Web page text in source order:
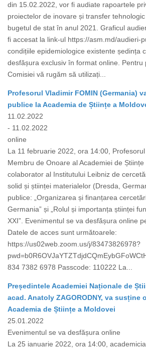
din 15.02.2022, vor fi audiate rapoartele
proiectelor de inovare și transfer
bugetul de stat în anul 2021. Graficul
fi accesat la link-ul https://asm.md/audieri-
condițiile epidemiologice existente ședința
desfășura exclusiv în format online. Pentru
Comisiei vă rugăm să utilizați...
Profesorul Vladimir FOMIN (Germania)
publice la Academia de Științe a
11.02.2022
- 11.02.2022
online
La 11 februarie 2022, ora 14:00, Profesorul
Membru de Onoare al Academiei de Științe
colaborator al Institutului Leibniz de
solid și științei materialelor (Dresda,
publice: „Organizarea și finanțarea
Germania” și „Rolul și importanța științei
XXI”. Evenimentul se va desfășura online
Datele de acces sunt următoarele:
https://us02web.zoom.us/j/83473826978?
834 7382 6978 Passcode: 110222 La...
Președintele Academiei Naționale de
acad. Anatoly ZAGORODNY, va susține
Academia de Științe a Moldovei
25.01.2022
Evenimentul se va desfășura online
La 25 ianuarie 2022, ora 14:00,